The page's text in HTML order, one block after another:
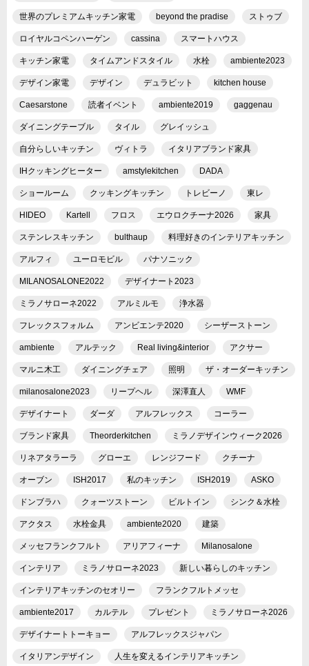
世界のプレミアムキッチン家電 beyond the pradise ストゥブ
ロイヤルコペンハーゲン cassina スマートハウス
キッチン家電 タイムアンドスタイル 水栓 ambiente2023
デザイン家電 デザイン デュラビット kitchen house
Caesarstone 読者イベント ambiente2019 gaggenau
ダイニングテーブル タイル グレイッシュ
自分らしいキッチン ヴィトラ イタリアブランド家具
IHクッキングヒーター amstylekitchen DADA
ショールーム クッキングキッチン トレビーノ 東レ
HIDEO Kartell フロス エウロクチーナ2026 家具
ステンレスキッチン bulthaup 料理好きのインテリアキッチン
アルフィ ユーロモビル パナソニック
MILANOSALONE2022 デザイナート2023
ミラノサローネ2022 アルミルモ 浄水器
フレックスフォルム アンビエンテ2020 シーザーストーン
ambiente アルテック Real living&interior アクサー
マルニ木工 ダイニングチェア 照明 ザ・オーダーキッチン
milanosalone2023 リープヘル 深澤直人 WMF
デザイナート ダーダ アルフレックス コーラー
ブランド家具 Theorderkitchen ミラノデザインウィーク2026
リネアタラーラ グローエ レンジフード クチーナ
オーブン ISH2017 私のキッチン ISH2019 ASKO
ドンブラハ クォーツストーン ビルトイン シンク＆水栓
アクタス 水栓金具 ambiente2020 建築
メッセフランクフルト アリアフィーナ Milanosalone
インテリア ミラノサローネ2023 新しい暮らしのキッチン
インテリアキッチンのセオリー フランクフルトメッセ
ambiente2017 カルテル プレゼント ミラノサローネ2026
デザイナートトーキョー アルフレックスジャパン
イタリアンデザイン 人生を変えるインテリアキッチン